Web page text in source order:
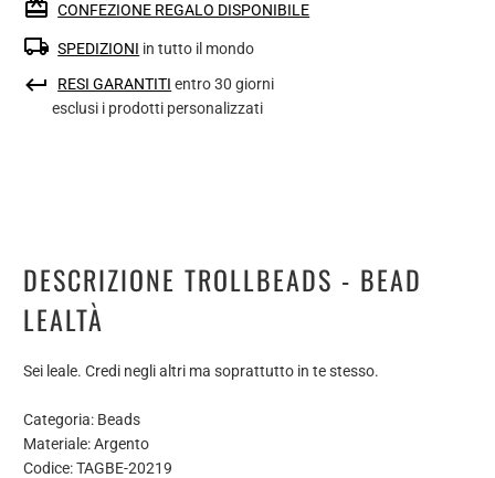
CONFEZIONE REGALO DISPONIBILE
SPEDIZIONI in tutto il mondo
RESI GARANTITI entro 30 giorni
esclusi i prodotti personalizzati
DESCRIZIONE TROLLBEADS - BEAD
LEALTÀ
Sei leale. Credi negli altri ma soprattutto in te stesso.
Categoria: Beads
Materiale: Argento
Codice: TAGBE-20219